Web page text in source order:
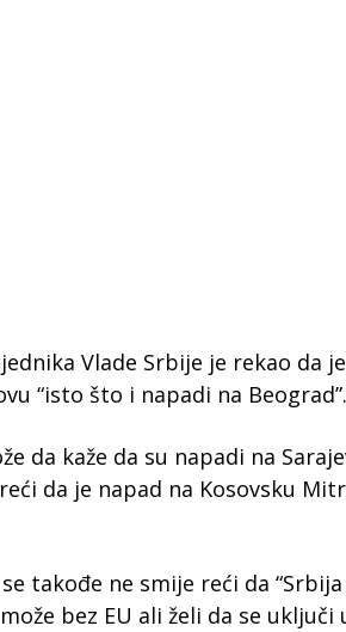
Vlade Srbije je rekao da
“isto što i napadi na Beograd”.
da kaže da su napadi na
da je napad na Kosovsku
takođe ne smije reći da
bez EU ali želi da se